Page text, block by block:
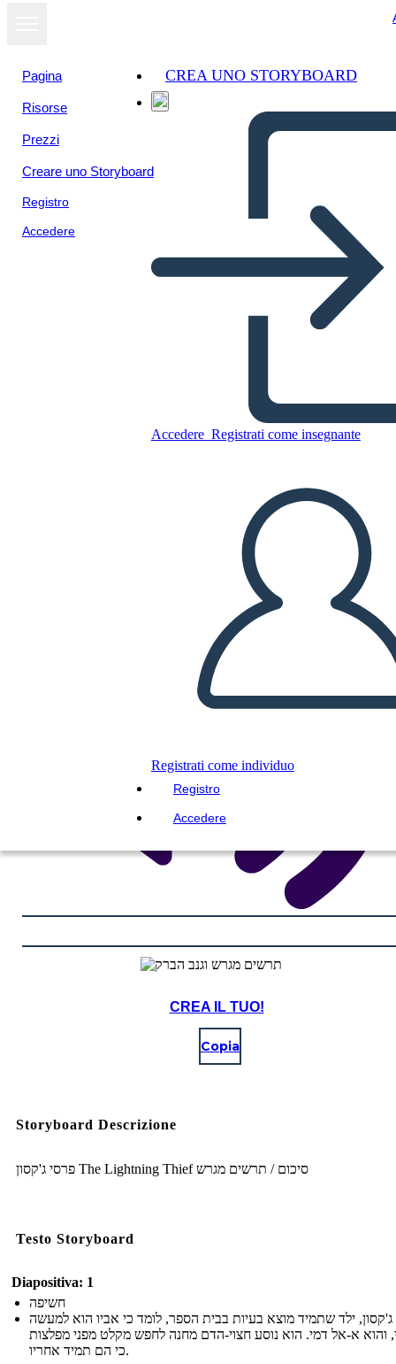
Pagina
Risorse
Prezzi
Creare uno Storyboard
Registro
Accedere
CREA UNO STORYBOARD
Accedere Registrati come insegnante
Registrati come individuo
Registro
Accedere
RIPRODURRE LA PRESENTAZIONE
LEGGIMI
CREA IL TUO!
Copia
Storyboard Descrizione
פרסי ג'קסון The Lightning Thief סיכום / תרשים מגרש
Testo Storyboard
Diapositiva: 1
חשיפה
ג'קסון, ילד שתמיד מוצא בעיות בבית הספר, לומד כי אביו הוא למעשה
והוא א-אל דמי. הוא נוסע חצוי-הדם מחנה לחפש מקלט מפני מפלצות
כי הם תמיד אחריו.